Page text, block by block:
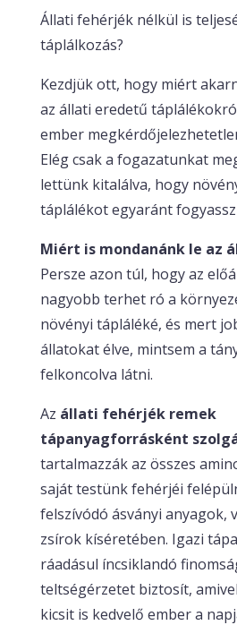
Állati fehérjék nélkül is
táplálkozás?
Kezdjük ott, hogy miért
az állati eredetű
ember
Elég csak a fogazatunkat
lettünk kitalálva, hogy
táplálékot egyaránt
Miért is mondanánk le az
Persze azon túl, hogy az
nagyobb terhet ró a
növényi tápláléké, és mert
állatokat élve, mintsem a
felkoncolva látni.
Az állati fehérjék remek
tápanyagforrásként
tartalmazzák az összes
saját testünk fehérjéi
felszívódó ásványi anyagok,
zsírok kíséretében. Igazi
ráadásul íncsiklandó
teltségérzetet biztosít,
kicsit is kedvelő ember a